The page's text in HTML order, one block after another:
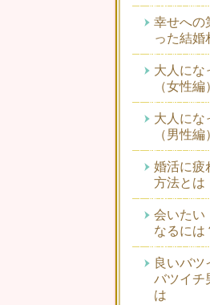
幸せへの
った結婚
大人にな
（女性編
大人にな
（男性編
婚活に疲
方法とは
会いたい
なるには
良いバツ
バツイチ
は